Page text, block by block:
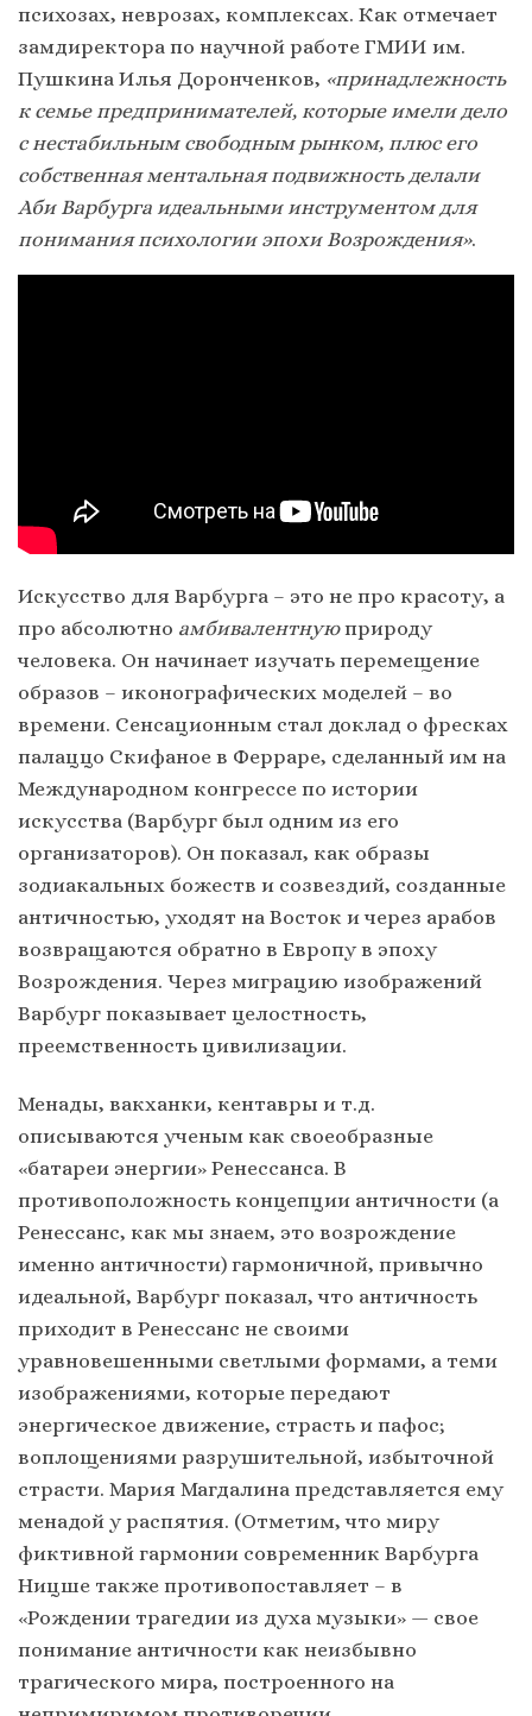
психозах, неврозах, комплексах. Как отмечает
замдиректора по научной работе ГМИИ им.
Пушкина Илья Доронченков, «принадлежность
к семье предпринимателей, которые имели дело
с нестабильным свободным рынком, плюс его
собственная ментальная подвижность делали
Аби Варбурга идеальными инструментом для
понимания психологии эпохи Возрождения».
Искусство для Варбурга – это не про красоту, а
про абсолютно амбивалентнуюприроду
человека. Он начинает изучать перемещение
образов – иконографических моделей – во
времени. Сенсационным стал доклад о фресках
палаццо Скифаное в Ферраре, сделанный им на
Международном конгрессе по истории
искусства (Варбург был одним из его
организаторов). Он показал, как образы
зодиакальных божеств и созвездий, созданные
античностью, уходят на Восток и через арабов
возвращаются обратно в Европу в эпоху
Возрождения. Через миграцию изображений
Варбург показывает целостность,
преемственность цивилизации.
Менады, вакханки, кентавры и т.д.
описываются ученым как своеобразные
«батареи энергии» Ренессанса. В
противоположность концепции античности (а
Ренессанс, как мы знаем, это возрождение
именно античности) гармоничной, привычно
идеальной, Варбург показал, что античность
приходит в Ренессанс не своими
уравновешенными светлыми формами, а теми
изображениями, которые передают
энергическое движение, страсть и пафос;
воплощениями разрушительной, избыточной
страсти. Мария Магдалина представляется ему
менадой у распятия. (Отметим, что миру
фиктивной гармонии современник Варбурга
Ницше также противопоставляет – в
«Рождении трагедии из духа музыки» — свое
понимание античности как неизбывно
трагического мира, построенного на